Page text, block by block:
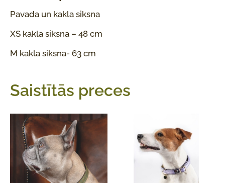
Pavada un kakla siksna
XS kakla siksna – 48 cm
M kakla siksna- 63 cm
Saistītās preces